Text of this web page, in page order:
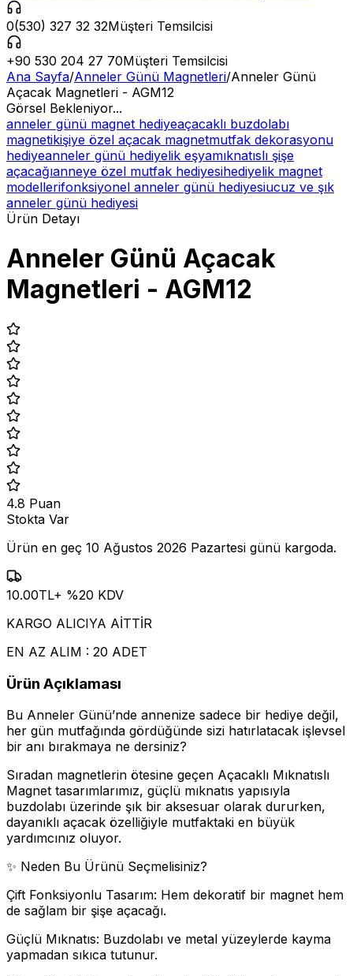
0(530) 327 32 32Müşteri Temsilcisi
+90 530 204 27 70Müşteri Temsilcisi
Ana Sayfa/Anneler Günü Magnetleri/Anneler Günü
Açacak Magnetleri - AGM12
Görsel Bekleniyor...
anneler günü magnet hediyeaçacaklı buzdolabı
magnetikişiye özel açacak magnetmutfak dekorasyonu
hediyeanneler günü hediyelik eşyamıknatıslı şişe
açacağıanneye özel mutfak hediyesihediyelik magnet
modellerifonksiyonel anneler günü hediyesiucuz ve şık
anneler günü hediyesi
Ürün Detayı
Anneler Günü Açacak
Magnetleri - AGM12
4.8 Puan
Stokta Var
Ürün en geç 10 Ağustos 2026 Pazartesi günü kargoda.
10.00TL+ %20 KDV
KARGO ALICIYA AİTTİR
EN AZ ALIM : 20 ADET
Ürün Açıklaması
Bu Anneler Günü’nde annenize sadece bir hediye değil,
her gün mutfağında gördüğünde sizi hatırlatacak işlevsel
bir anı bırakmaya ne dersiniz?
Sıradan magnetlerin ötesine geçen Açacaklı Mıknatıslı
Magnet tasarımlarımız, güçlü mıknatıs yapısıyla
buzdolabı üzerinde şık bir aksesuar olarak dururken,
dayanıklı açacak özelliğiyle mutfaktaki en büyük
yardımcınız oluyor.
✨ Neden Bu Ürünü Seçmelisiniz?
Çift Fonksiyonlu Tasarım: Hem dekoratif bir magnet hem
de sağlam bir şişe açacağı.
Güçlü Mıknatıs: Buzdolabı ve metal yüzeylerde kayma
yapmadan sıkıca tutunur.